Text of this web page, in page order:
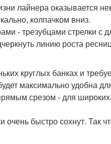
лайнера оказывается
колпачком вниз.
- трезубцами стрелки с
линию роста
круглых банках и
максимально удобна
срезом - для
очень быстро сохнут. Так